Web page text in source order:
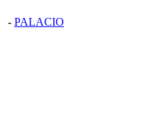
- PALACIO